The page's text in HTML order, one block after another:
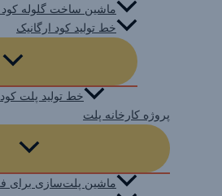
ماشین ساخت گلوله
خط تولید کود ارگانیک
خط تولید پلت
پروژه کارخانه پلت
ماشین پلت‌سازی برای